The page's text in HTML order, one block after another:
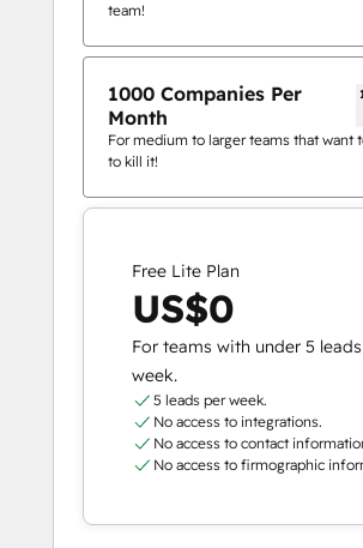
team!
1000 Companies Per
Month
For medium to larger teams that want
to kill it!
Free Lite Plan
US$0
For teams with under 5
week.
5 leads per week.
No access to integrations.
No access to contact
No access to firmographic